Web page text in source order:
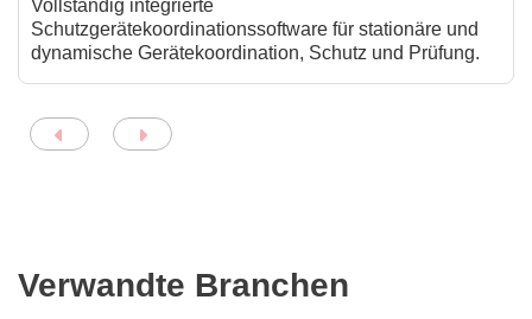
Vollständig integrierte
Schutzgerätekoordinationssoftware für stationäre und
dynamische Gerätekoordination, Schutz und Prüfung.
Verwandte Branchen